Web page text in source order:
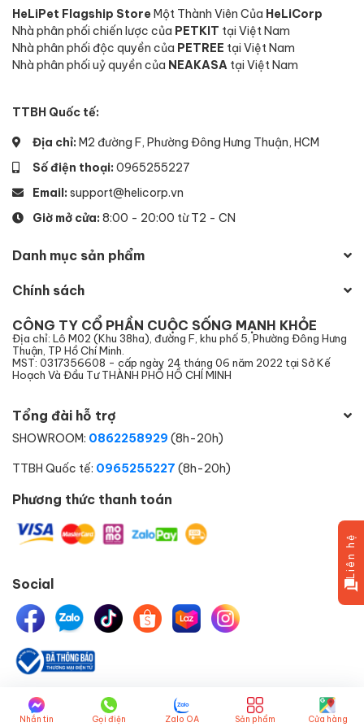
HeLiPet Flagship StoreMột Thành Viên Của HeLiCorp
Nhà phân phối chiến lược của PETKIT tại Việt Nam
Nhà phân phối độc quyền của PETREE tại Việt Nam
Nhà phân phối uỷ quyền của NEAKASA tại Việt Nam
TTBH Quốc tế:
Địa chỉ: M2 đường F, Phường Đông Hưng Thuận, HCM
Số điện thoại: 0965255227
Email: support@helicorp.vn
Giờ mở cửa: 8:00 - 20:00 từ T2 - CN
Danh mục sản phẩm
Chính sách
CÔNG TY CỔ PHẦN CUỘC SỐNG MẠNH KHỎE
Địa chỉ: Lô M02 (Khu 38ha), đường F, khu phố 5, Phường Đông Hưng
Thuận, TP Hồ Chí Minh.
MST: 0317356608 - cấp ngày 24 tháng 06 năm 2022 tại Sở Kế
Hoạch Và Đầu Tư THÀNH PHỐ HỒ CHÍ MINH
Tổng đài hỗ trợ
SHOWROOM: 0862258929 (8h-20h)
TTBH Quốc tế: 0965255227 (8h-20h)
Phương thức thanh toán
Social
© Bản quyền thuộc về HELIPET.VN
một thành viên của
Liên hệ
Nhắn tin Gọi điện Zalo OA Sản phẩm Cửa hàng